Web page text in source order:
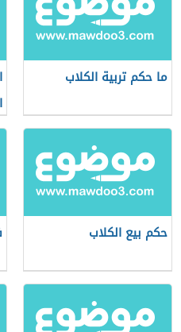
ما حكم تربية الكلاب
حكم بيع الكلاب